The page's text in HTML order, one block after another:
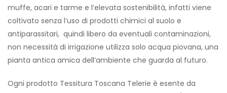
muffe, acari e tarme e l’elevata sostenibilità, infatti viene
coltivato senza l’uso di prodotti chimici al suolo e
antiparassitari, quindi libero da eventuali contaminazioni,
non necessità di irrigazione utilizza solo acqua piovana, una
pianta antica amica dell’ambiente che guarda al futuro.
Ogni prodotto Tessitura Toscana Telerie è esente da